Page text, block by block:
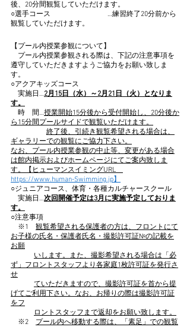
後、20分間観覧していただけます。
○選手コース　　　　　　　　…練習終了20分前から
観覧していただけます。
【プール内授業参観について】
プール内授業参観される際は、下記の注意事項を
遵守していただきますようご協力をお願い致しま
す。
○アクアキッズコース
実施日…2月15日（水）～2月21日（火）となりま
す。
時　間…授業開始15分後から受付開始し、20分後か
ら15分間プールサイドで観覧いただけます。
終了後、引続き観覧希望される場合は、
ギャラリーでの観覧にご協力下さい。
なお、プール内授業参観の中止等、変更がある場合
は館内掲示およびホームページにてご案内致しま
す。【ヒューマンスイミングURL
https://www.human-Swimming.jp】
○ジュニアコース、体育・各種カルチャースクール
実施日…次回開催予定は3月に実施予定しておりま
す。
○注意事項
※1 観覧希望される保護者の方は、フロントにて
お子様の氏名・保護者氏名・撮影許可証№の記載を
お願
いします。また、撮影希望される場合は「必
ず」フロントスタッフより各家庭1枚許可証を発行さ
せ
ていただきますので、撮影許可証を首から提
げてご利用下さい。なお、お帰りの際は撮影許可証
をフ
ロントスタッフまで返却をお願い致します。
※2 プール内へ移動する際は、「素足」での観覧